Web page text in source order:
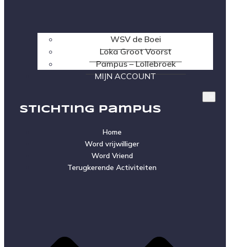
WSV de Boei
Loka Groot Voorst
Pampus – Lollebroek
MIJN ACCOUNT
Stichting Pampus
Home
Word vrijwilliger
Word Vriend
Terugkerende Activiteiten